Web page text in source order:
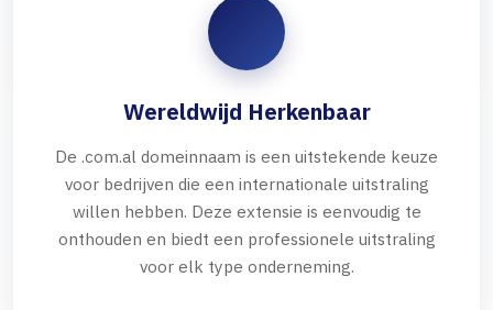
Wereldwijd Herkenbaar
De .com.al domeinnaam is een uitstekende keuze
voor bedrijven die een internationale uitstraling
willen hebben. Deze extensie is eenvoudig te
onthouden en biedt een professionele uitstraling
voor elk type onderneming.